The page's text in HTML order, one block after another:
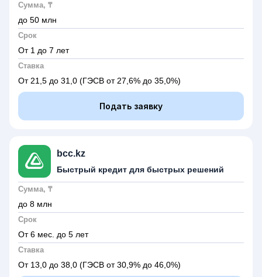
Сумма, ₸
до 50 млн
Срок
От 1 до 7 лет
Ставка
От 21,5 до 31,0 (ГЭСВ от 27,6% до 35,0%)
Подать заявку
bcc.kz
Быстрый кредит для быстрых решений
Сумма, ₸
до 8 млн
Срок
От 6 мес. до 5 лет
Ставка
От 13,0 до 38,0 (ГЭСВ от 30,9% до 46,0%)